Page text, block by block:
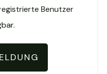
Benutzer